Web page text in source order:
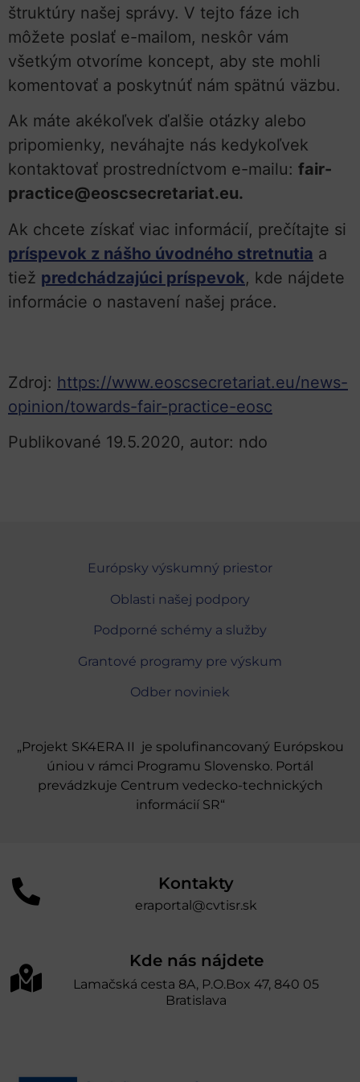
štruktúry našej správy. V tejto fáze ich
môžete poslať e-mailom, neskôr vám
všetkým otvoríme koncept, aby ste mohli
komentovať a poskytnúť nám spätnú väzbu.
Ak máte akékoľvek ďalšie otázky alebo
pripomienky, neváhajte nás kedykoľvek
kontaktovať prostredníctvom e-mailu: fair-
practice@eoscsecretariat.eu.
Ak chcete získať viac informácií, prečítajte si
príspevok z nášho úvodného stretnutia a
tiež predchádzajúci príspevok, kde nájdete
informácie o nastavení našej práce.
Zdroj: https://www.eoscsecretariat.eu/news-
opinion/towards-fair-practice-eosc
Publikované 19.5.2020, autor: ndo
Európsky výskumný priestor
Oblasti našej podpory
Podporné schémy a služby
Grantové programy pre výskum
Odber noviniek
„Projekt SK4ERA II je spolufinancovaný Európskou
úniou v rámci Programu Slovensko. Portál
prevádzkuje Centrum vedecko-technických
informácií SR“
Kontakty
eraportal@cvtisr.sk
Kde nás nájdete
Lamačská cesta 8A, P.O.Box 47, 840 05
Bratislava